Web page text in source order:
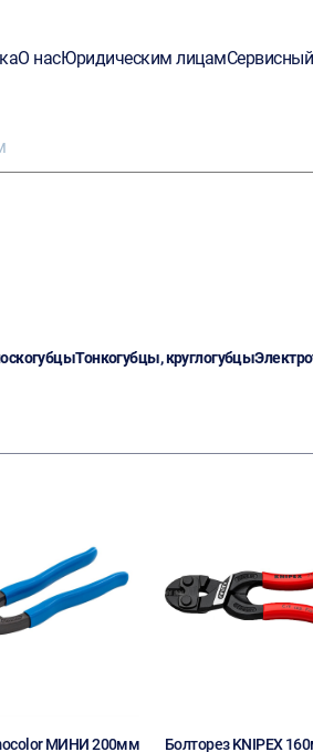
О насЮридическим лицам
Тонкогубцы, круглогубцы
МИНИ 200мм
Болторез KNIPEX